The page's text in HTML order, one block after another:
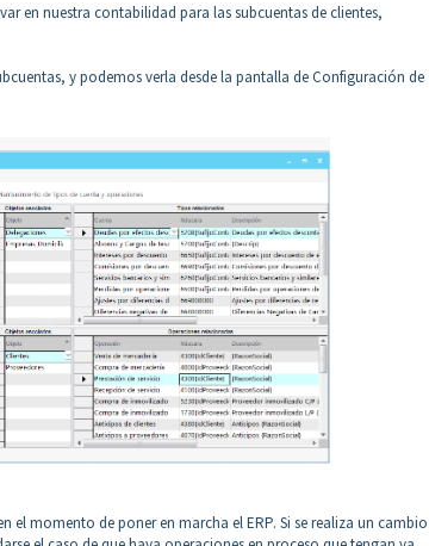
en nuestra contabilidad para las subcuentas de clientes,
y podemos verla desde la pantalla de Configuración de
el momento de poner en marcha el ERP. Si se realiza un